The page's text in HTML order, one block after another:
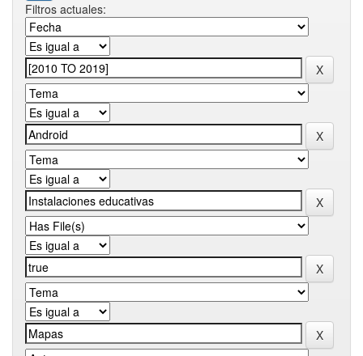
Filtros actuales: